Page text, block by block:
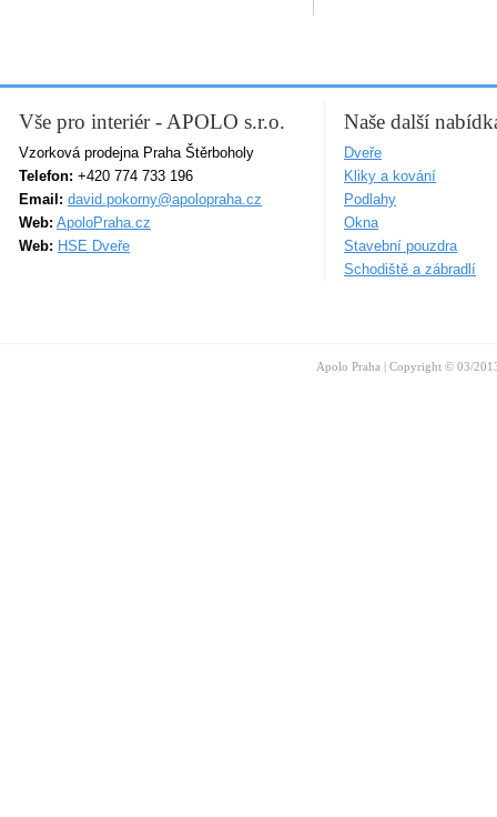
Vše pro interiér - APOLO s.r.o.
Vzorková prodejna Praha Štěrboholy
Telefon: +420 774 733 196
Email: david.pokorny@apolopraha.cz
Web: ApoloPraha.cz
Web: HSE Dveře
Naše další
Dveře
Kliky a kování
Podlahy
Okna
Stavební pouzdra
Schodiště a zábradlí
Apolo Praha | Copyright © 03/